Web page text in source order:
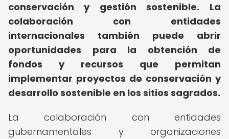
conservación y gestión sostenible.
La
colaboración con entidades
internacionales también puede abrir
oportunidades para la obtención de
fondos y recursos que permitan
implementar proyectos de conservación y
desarrollo sostenible en los sitios sagrados.
La colaboración con entidades
gubernamentales y organizaciones